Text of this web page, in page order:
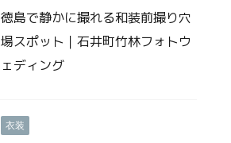
徳島で静かに撮れる和装前撮り穴
場スポット｜石井町竹林フォトウ
ェディング
衣装